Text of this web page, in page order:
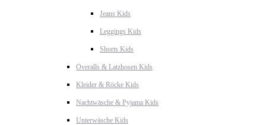
Jeans Kids
Leggings Kids
Shorts Kids
Overalls & Latzhosen Kids
Kleider & Röcke Kids
Nachtwäsche & Pyjama Kids
Unterwäsche Kids